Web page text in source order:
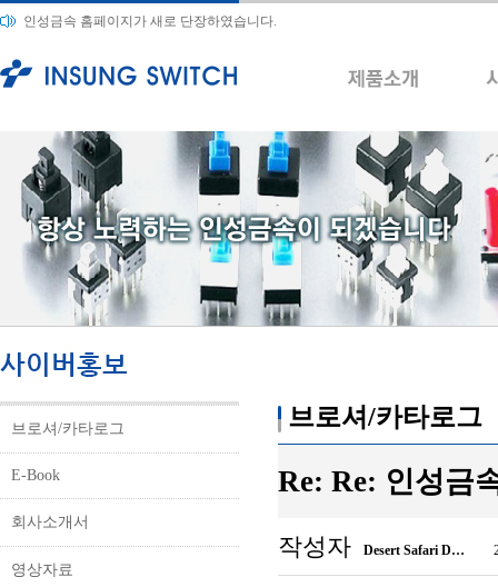
인성금속 홈페이지가 새로 단장하였습니다.
브로셔/카타로그
E-Book
회사소개서
영상자료
브로셔/카타로그
Re: Re: 인성금
작성자 Desert Safari D…